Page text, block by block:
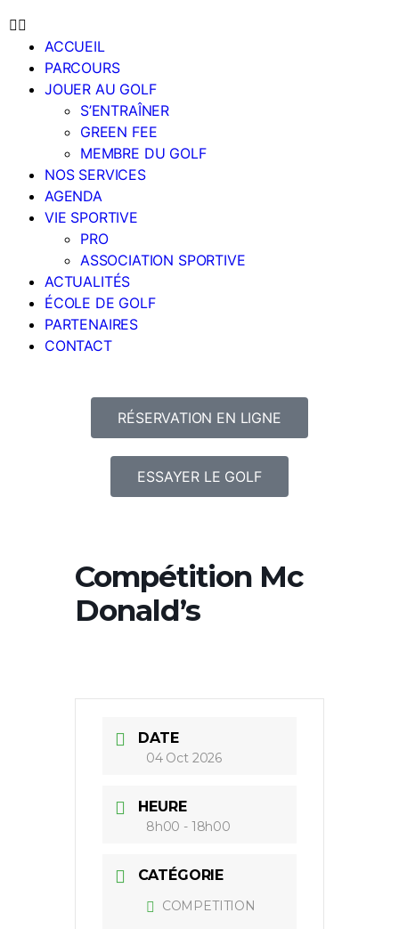
ACCUEIL
PARCOURS
JOUER AU GOLF
S’ENTRAÎNER
GREEN FEE
MEMBRE DU GOLF
NOS SERVICES
AGENDA
VIE SPORTIVE
PRO
ASSOCIATION SPORTIVE
ACTUALITÉS
ÉCOLE DE GOLF
PARTENAIRES
CONTACT
RÉSERVATION EN LIGNE
ESSAYER LE GOLF
Compétition Mc
Donald’s
DATE
04 Oct 2026
HEURE
8h00 - 18h00
CATÉGORIE
COMPETITION